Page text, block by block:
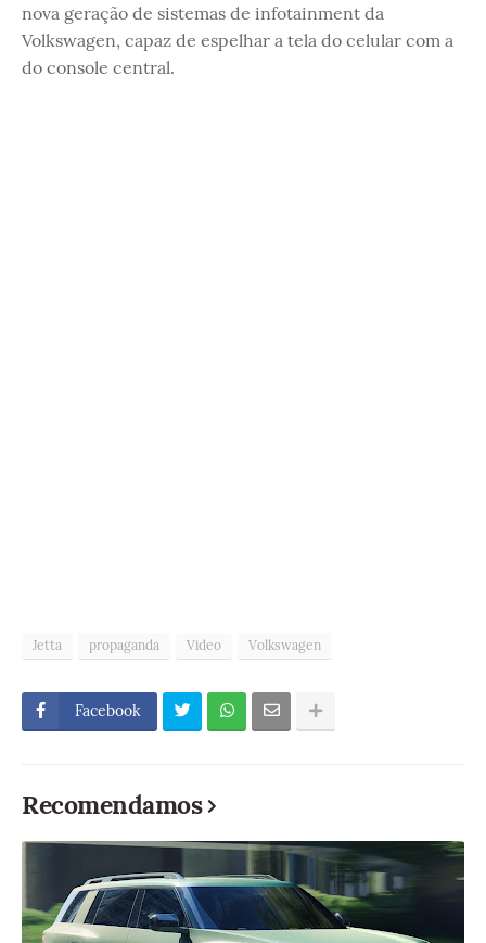
nova geração de sistemas de infotainment da
Volkswagen, capaz de espelhar a tela do celular com a
do console central.
Jetta propaganda Video Volkswagen
Facebook
Recomendamos